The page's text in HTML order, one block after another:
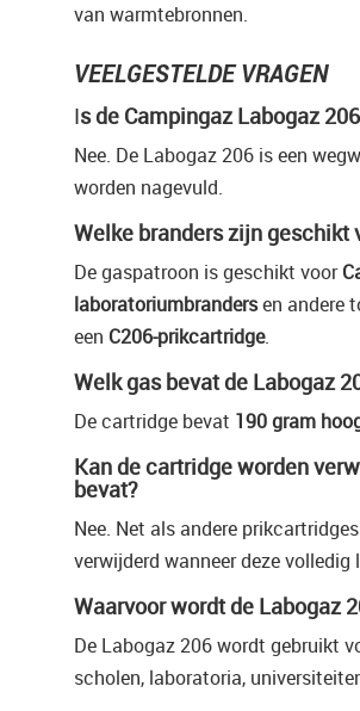
van warmtebronnen.
VEELGESTELDE VRAGEN
Is de Campingaz Labogaz
Nee. De Labogaz 206 is een
worden nagevuld.
Welke branders zijn geschikt
De gaspatroon is geschikt voor
laboratoriumbrandersen andere
een C206-prikcartridge.
Welk gas bevat de Labogaz
De cartridge bevat 190 gram
Kan de cartridge worden
bevat?
Nee. Net als andere
verwijderd wanneer deze volledig
Waarvoor wordt de Labogaz
De Labogaz 206 wordt gebruikt
scholen, laboratoria,